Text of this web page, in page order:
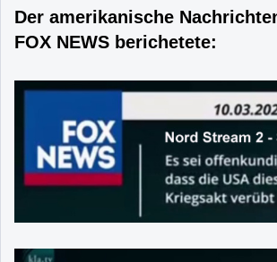
Der amerikanische
FOX NEWS berichetete: